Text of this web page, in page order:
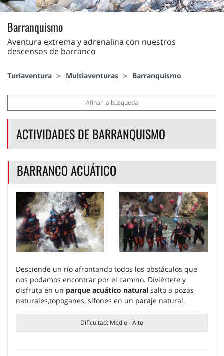
Barranquismo
Aventura extrema y adrenalina con nuestros
descensos de barranco
Turiaventura Multiaventuras Barranquismo
Afinar la búsqueda
ACTIVIDADES DE BARRANQUISMO
BARRANCO ACUÁTICO
Desciende un río afrontando todos los obstáculos que
nos podamos encontrar por el camino. Diviértete y
disfruta en un parque acuático natural salto a pozas
naturales,topoganes, sifones en un paraje natural.
Dificultad: Medio - Alto